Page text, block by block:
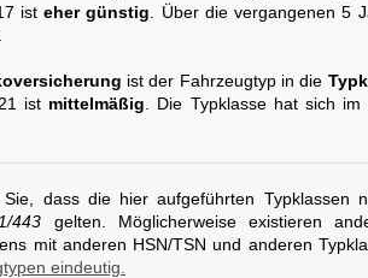
isteher günstig . Über die vergangenen 5
ist der Fahrzeugtyp in die
ist mittelmäßig. Die Typklasse hat sich
Sie, dass die hier aufgeführten Typklassen
443 gelten. Möglicherweise existieren
mit anderen HSN/TSN und anderen
eindeutig.